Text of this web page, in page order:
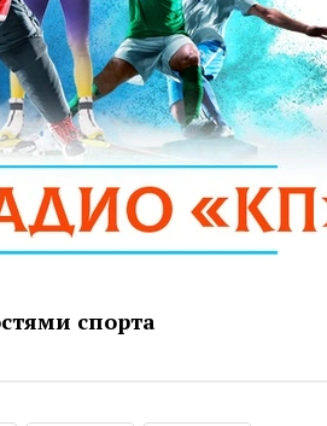
спорта